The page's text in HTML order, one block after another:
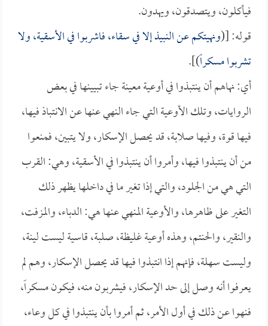
فيأكلون، ويتصدقون، ويهدون.
قوله: [(ونهيتكم عن النبيذ إلا في سقاء، فاشربوا في الأسقية، ولا
تشربوا مسكراً)].
أي: نهاهم أن ينتبذوا في أوعية معينة جاء تبيينها في بعض
الروايات، وتلك الأوعية التي جاء النهي عنها عن الانتباذ فيها،
فيها قوة، وفيها صلابة، قد يحصل الإسكار، ولا يتبين، فمنعوا
من أن ينتبذوا فيها، وأمروا أن ينتبذوا في الأسقية، وهي: القرب
التي هي من الجلود، والتي إذا تغير ما في داخلها يظهر ذلك
التغير على ظاهرها، والأوعية المنهي عنها هي: الدباء، والمزفت،
والنقير، والحنتم، وهذه أوعية غليظة، صلبة، قاسية ليست لينة،
وليست سهلة، فإنهم إذا انتبذوا فيها قد يحصل الإسكار، وهم لم
يعرفوا أنه وصل إلى حد الإسكار، فيشربون منه، فيكون مسكراً،
فنهوا عن ذلك في أول الأمر، ثم أمروا بأن ينتبذوا في كل وعاء،